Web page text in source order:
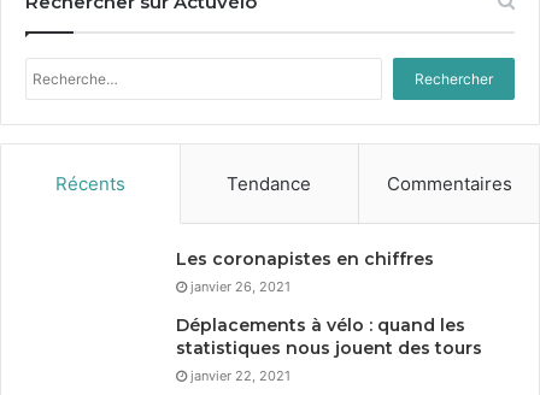
Rechercher :
Récents Tendance Commentaires
Les coronapistes en chiffres
janvier 26, 2021
Déplacements à vélo : quand les
statistiques nous jouent des tours
janvier 22, 2021